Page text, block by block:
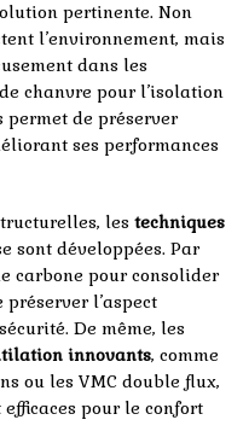
pertinente. Non
l’environnement, mais
dans les
chanvre pour l’isolation
permet de préserver
ses performances
les techniques
sont développées. Par
carbone pour consolider
l’aspect
De même, les
innovants, comme
ou les VMC double flux,
pour le confort